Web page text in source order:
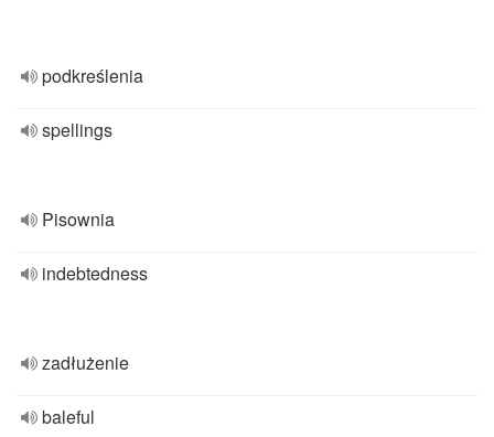
podkreślenia
spellings
Pisownia
indebtedness
zadłużenie
baleful